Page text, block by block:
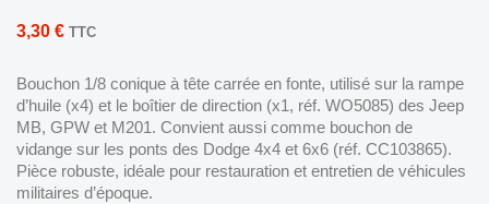
3,30 € TTC
Bouchon 1/8 conique à tête carrée en fonte, utilisé sur la rampe
d’huile (x4) et le boîtier de direction (x1, réf. WO5085) des Jeep
MB, GPW et M201. Convient aussi comme bouchon de
vidange sur les ponts des Dodge 4x4 et 6x6 (réf. CC103865).
Pièce robuste, idéale pour restauration et entretien de véhicules
militaires d’époque.